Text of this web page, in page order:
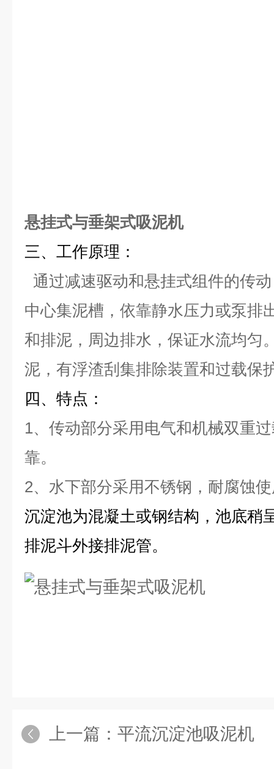
悬挂式与垂架式吸泥机
三、工作原理：
通过减速驱动和悬挂式组件的传
中心集泥槽，依靠静水压力或泵排
和排泥，周边排水，保证水流均匀
泥，有浮渣刮集排除装置和过载保
四、特点 ：
1、传动部分采用电气和机械双重
靠。
2、水下部分采用不锈钢，耐腐蚀
沉淀池为混凝土或钢结构，池底稍
排泥斗外接排泥管。
上一篇： 平流沉淀池吸泥机